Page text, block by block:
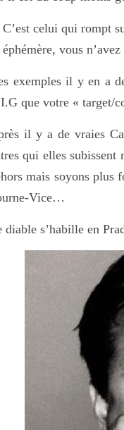
C’est celui qui rompt
éphémère, vous
exemples il y en a
que votre « target/
il y a de vraies
qui elles
mais soyons plus
Vice…
diable s’habille en